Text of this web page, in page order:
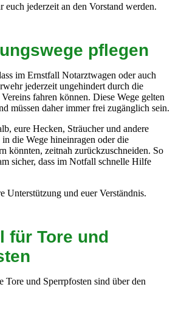
euch jederzeit an den Vorstand werden.
pflegen
im Ernstfall Notarztwagen oder auch
jederzeit ungehindert durch die
fahren können. Diese Wege gelten
müssen daher immer frei zugänglich sein.
eure Hecken, Sträucher und andere
die Wege hineinragen oder die
könnten, zeitnah zurückzuschneiden. So
sicher, dass im Notfall schnelle Hilfe
Unterstützung und euer Verständnis.
für Tore und
Tore und Sperrpfosten sind über den